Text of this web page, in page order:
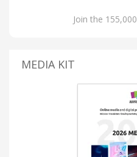
Join the
MEDIA KIT